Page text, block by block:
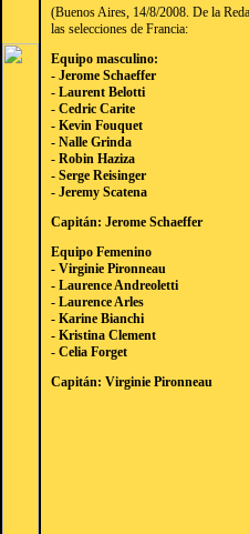
(Buenos Aires, 14/8/2008. De la
las selecciones de Francia:
Equipo masculino:
- Jerome Schaeffer
- Laurent Belotti
- Cedric Carite
- Kevin Fouquet
- Nalle Grinda
- Robin Haziza
- Serge Reisinger
- Jeremy Scatena
Capitán: Jerome Schaeffer
Equipo Femenino
- Virginie Pironneau
- Laurence Andreoletti
- Laurence Arles
- Karine Bianchi
- Kristina Clement
- Celia Forget
Capitán: Virginie Pironneau